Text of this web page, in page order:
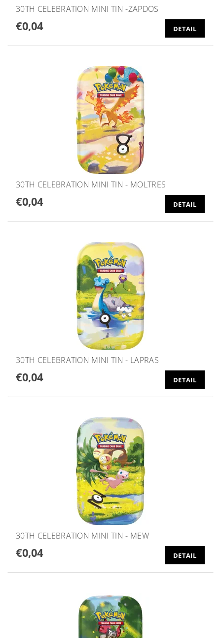
30TH CELEBRATION MINI TIN -ZAPDOS
€0,04 DETAIL
30TH CELEBRATION MINI TIN - MOLTRES
€0,04 DETAIL
30TH CELEBRATION MINI TIN - LAPRAS
€0,04 DETAIL
30TH CELEBRATION MINI TIN - MEW
€0,04 DETAIL